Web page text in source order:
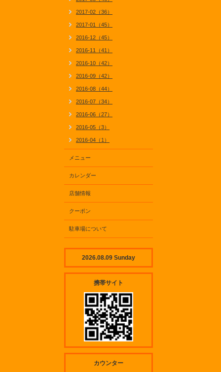
2017-02（36）
2017-01（45）
2016-12（45）
2016-11（41）
2016-10（42）
2016-09（42）
2016-08（44）
2016-07（34）
2016-06（27）
2016-05（3）
2016-04（1）
メニュー
カレンダー
店舗情報
クーポン
駐車場について
2026.08.09 Sunday
携帯サイト
カウンター